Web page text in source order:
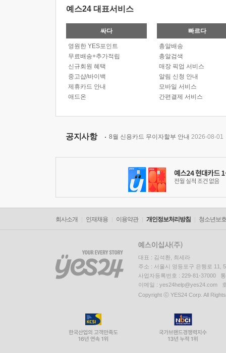
예스24 대표서비스
싸다
영원한 YES포인트
무료배송+추가적립
신규회원 혜택
중고샵/바이백
제휴카드 안내
애드온
빠르다
총알배송
총알검색
매장 픽업 서비스
알림 신청 안내
모바일 서비스
간편결제 서비스
공지사항 8월 신용카드 무이자할부 안내 2026-08-01
회사소개 인재채용 이용약관 개인정보처리방침 청소년보
대표 : 김석환, 최세라
주소 : 서울시 영등포구 은행로 11,
사업자등록번호 : 229-81-37000
이메일 : yes24help@yes24.com
Copyright ⓒ YES24 Corp. All